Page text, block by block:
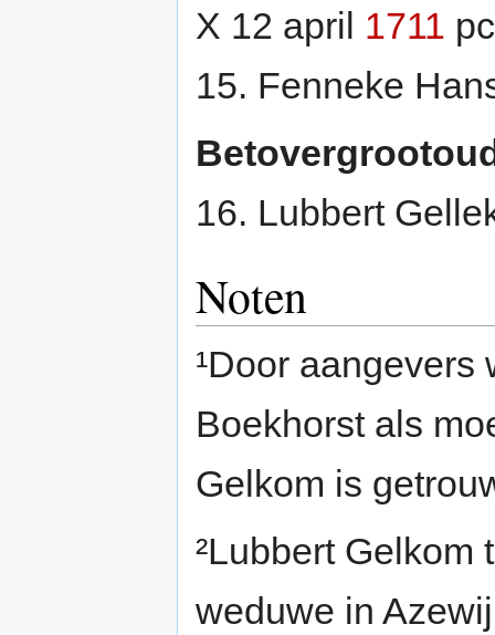
X 12 april 1711
15. Fenneke
16. Lubbert
Noten
¹Door aangevers
Boekhorst als
Gelkom is
²Lubbert Gelkom
weduwe in